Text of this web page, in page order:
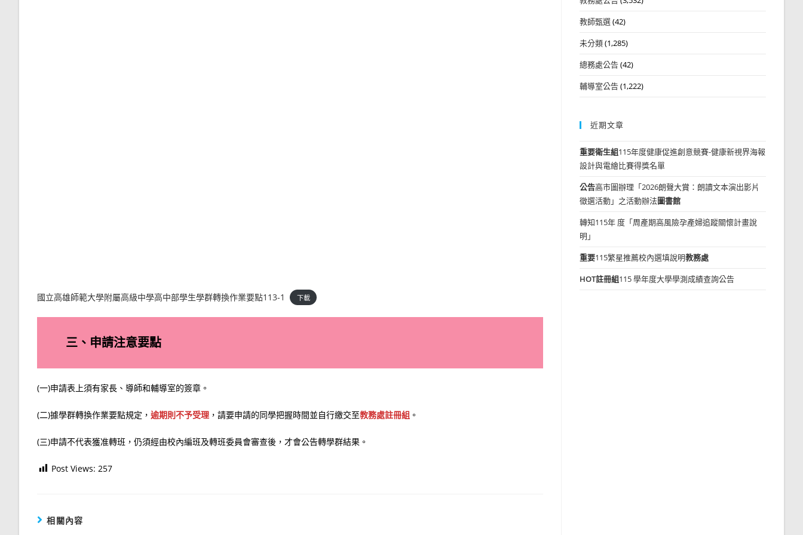
國立高雄師範大學附屬高級中學高中部學生學群轉換作業要點113-1 下載
三、申請注意要點
(一)申請表上須有家長、導師和輔導室的簽章。
(二)據學群轉換作業要點規定， 逾期則不予受理 ，請要申請的同學把握時間並自行繳交至教務處註冊組 。
(三)申請不代表獲准轉班，仍須經由校內編班及轉班委員會審查後，才會公告轉學群結果。
Post Views: 257
相關內容
教師甄選(42)
未分類(1,285)
總務處公告(42)
輔導室公告(1,222)
近期文章
重要衛生組115年度健康促進創意競賽-健康新視界海報
設計與電繪比賽得獎名單
公告高市圖辦理「2026朗聲大賞：朗讀文本演出影片
徵選活動」之活動辦法圖書館
轉知115年 度「周產期高風險孕產婦追蹤關懷計畫說
明」
重要115繁星推薦校內選填說明教務處
HOT註冊組115 學年度大學學測成績查詢公告